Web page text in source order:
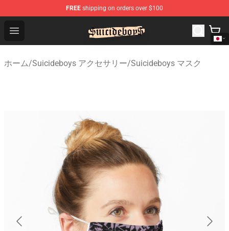
FREE shipping on orders over $100
Open menu
$uicideboy$ Shop - Official $uicideboy$ Merchandise
ホーム/Suicideboys アクセサリー/Suicideboys マスク